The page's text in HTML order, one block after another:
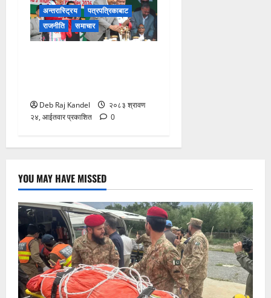
अन्तरास्ट्रिय
पत्रपत्रिकाबाट
राजनीति
समाचार
Deb Raj Kandel
२०८३ श्रावण
२४, आईतवार प्रकाशित
0
YOU MAY HAVE MISSED